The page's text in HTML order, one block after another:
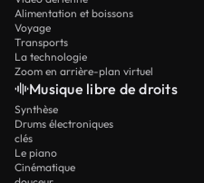
Alimentation et boissons
Voyage
Transports
La technologie
Zoom en arrière-plan virtuel
Musique libre de droits
Synthèse
Drums électroniques
clés
Le piano
Cinématique